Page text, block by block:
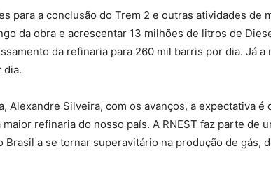
para a conclusão do Trem 2 e outras atividades de
da obra e acrescentar 13 milhões de litros de
da refinaria para 260 mil barris por dia. Já a
dia.
Alexandre Silveira, com os avanços, a expectativa
refinaria do nosso país. A RNEST faz parte
a se tornar superavitário na produção de gás,